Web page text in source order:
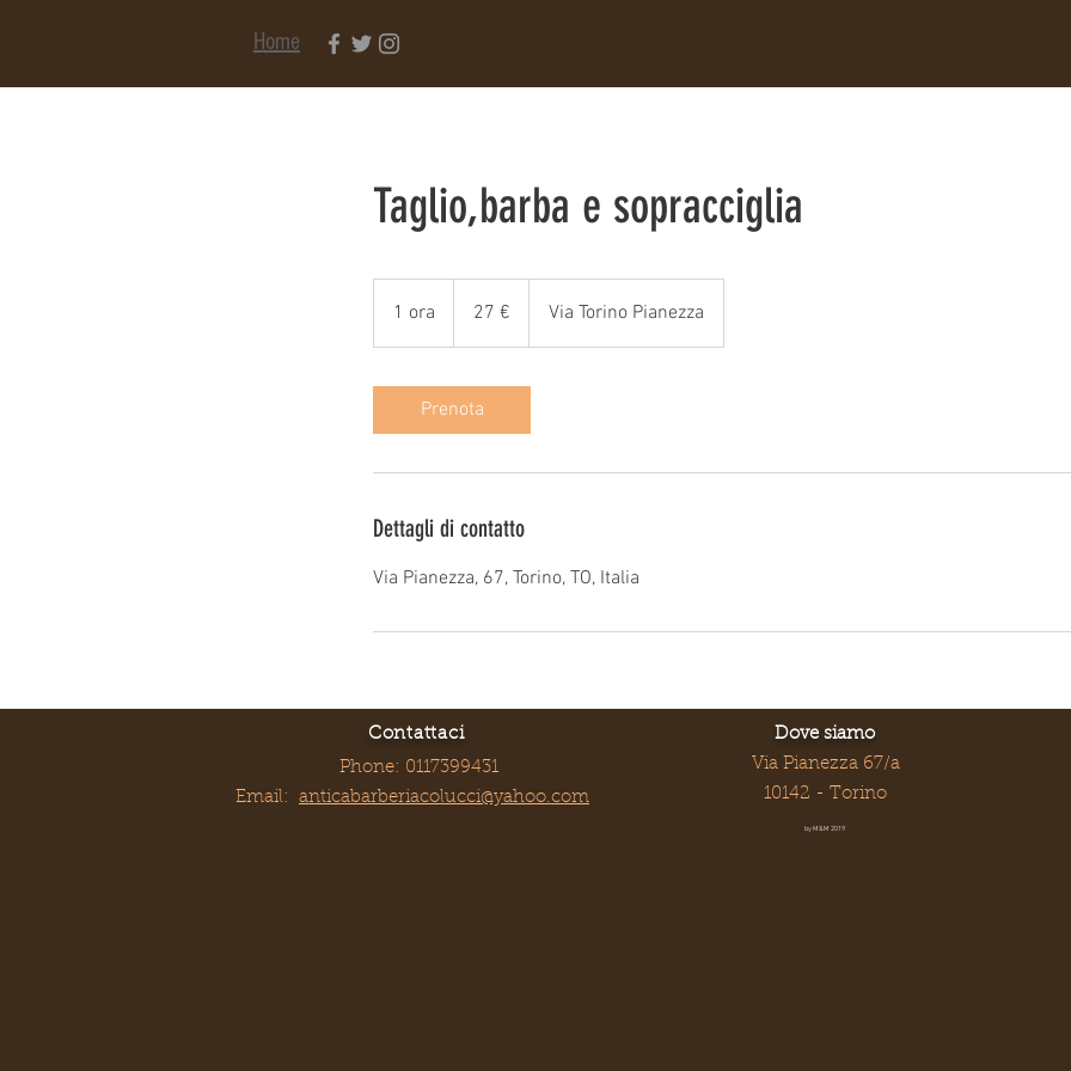
Home
Taglio,barba e sopracciglia
1 ora
o
27 € Via Torino Pianezza
Prenota
Dettagli di contatto
Via Pianezza, 67, Torino, TO, Italia
Contattaci
Phone: 0117399431
Email: anticabarberiacolucci@yahoo.com
Via Pianezza 67/a
10142 - Torino
Dove siamo
by M&M 2019